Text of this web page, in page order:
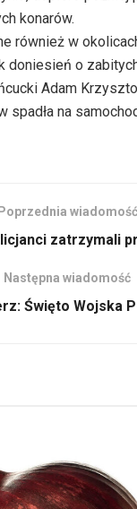
ko­na­rów.
również w
do­nie­sień o
Adam
spa­dła na
Poprzednia wiadomość
zatrzymali
Następna wiadomość
Święto Wojska